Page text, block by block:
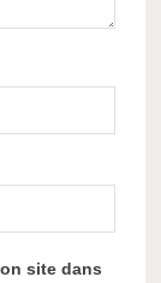
site dans